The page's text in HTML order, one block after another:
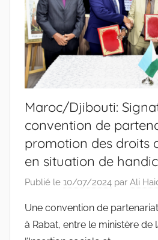
Maroc/Djibouti:
convention de
promotion des droits
en situation de
Publié le 10/07/2024 par Ali
Une convention de
à Rabat, entre le ministère de